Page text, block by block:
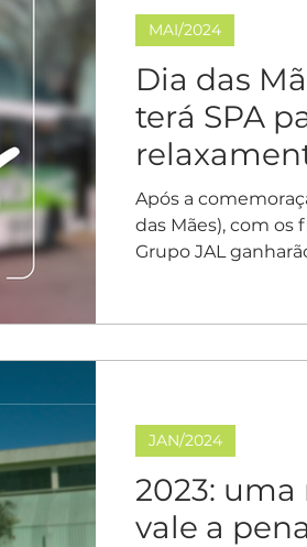
Dia das
terá SPA
Após a
das Mães), com os
Grupo JAL
MAI/2024
2023:
vale a pena
JAN/2024